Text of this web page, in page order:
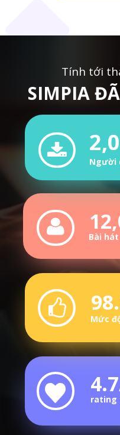
SIMPIA
Bài
Người
rating
Mức
Tính tới